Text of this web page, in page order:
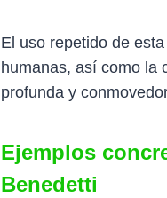
El uso repetido de
humanas, así como la
profunda y
Ejemplos
Benedetti